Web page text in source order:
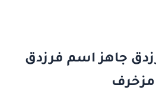
جاهز اسم فرزدق
مزخرف